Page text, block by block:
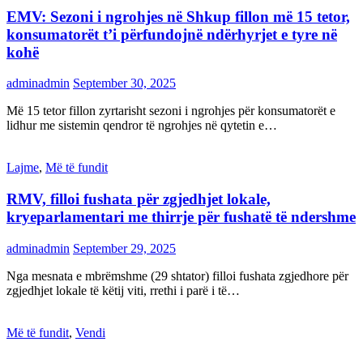
EMV: Sezoni i ngrohjes në Shkup fillon më 15 tetor,
konsumatorët t’i përfundojnë ndërhyrjet e tyre në
kohë
adminadmin September 30, 2025
Më 15 tetor fillon zyrtarisht sezoni i ngrohjes për konsumatorët e
lidhur me sistemin qendror të ngrohjes në qytetin e…
Lajme, Më të fundit
RMV, filloi fushata për zgjedhjet lokale,
kryeparlamentari me thirrje për fushatë të ndershme
adminadmin September 29, 2025
Nga mesnata e mbrëmshme (29 shtator) filloi fushata zgjedhore për
zgjedhjet lokale të këtij viti, rrethi i parë i të…
Më të fundit, Vendi